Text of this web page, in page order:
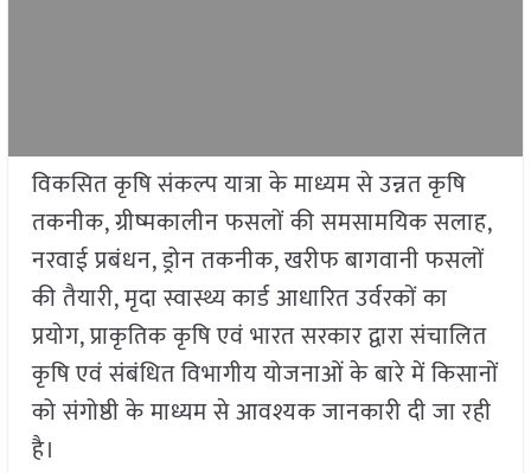
विकसित कृषि संकल्प यात्रा के माध्यम से उन्नत कृषि
तकनीक, ग्रीष्मकालीन फसलों की समसामयिक सलाह,
नरवाई प्रबंधन, ड्रोन तकनीक, खरीफ बागवानी फसलों
की तैयारी, मृदा स्वास्थ्य कार्ड आधारित उर्वरकों का
प्रयोग, प्राकृतिक कृषि एवं भारत सरकार द्वारा संचालित
कृषि एवं संबंधित विभागीय योजनाओं के बारे में किसानों
को संगोष्ठी के माध्यम से आवश्यक जानकारी दी जा रही
है।